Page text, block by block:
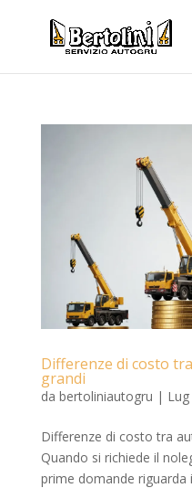
Differenze di costo
grandi
da bertoliniautogru |
Differenze di costo tra
Quando si richiede il
prime domande riguarda